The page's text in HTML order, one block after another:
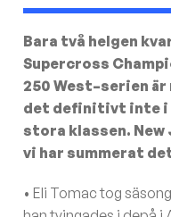
Bara två helgen
Supercross
250 West–serien
det definitivt inte i
stora klassen. New
vi har summerat
• Eli Tomac tog